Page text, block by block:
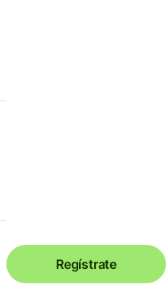
Regístrate